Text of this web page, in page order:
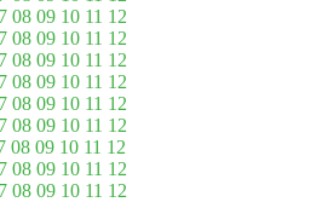
08 09 10 11 12
08 09 10 11 12
08 09 10 11 12
08 09 10 11 12
08 09 10 11 12
08 09 10 11 12
08 09 10 11 12
08 09 10 11 12
08 09 10 11 12